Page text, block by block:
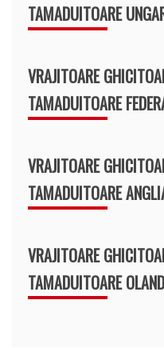
TAMADUITOARE
VRAJITOARE
TAMADUITOARE
VRAJITOARE
TAMADUITOARE
VRAJITOARE
TAMADUITOARE